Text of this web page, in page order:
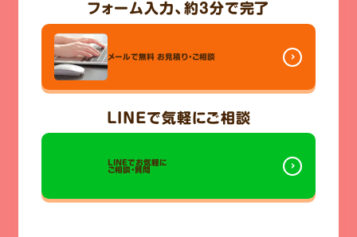
フォーム入力、 約3分で完了
メールで無料 お見積り・ご相談
LINEで気軽にご相談
LINEでお気軽に
ご相談・質問